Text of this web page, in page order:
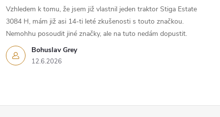
Bohuslav Grey
12.6.2026
Vzhledem k tomu, že jsem již vlastnil jeden traktor Stiga Estate
3084 H, mám již asi 14-ti leté zkušenosti s touto značkou.
Nemohhu posoudit jiné značky, ale na tuto nedám dopustit.